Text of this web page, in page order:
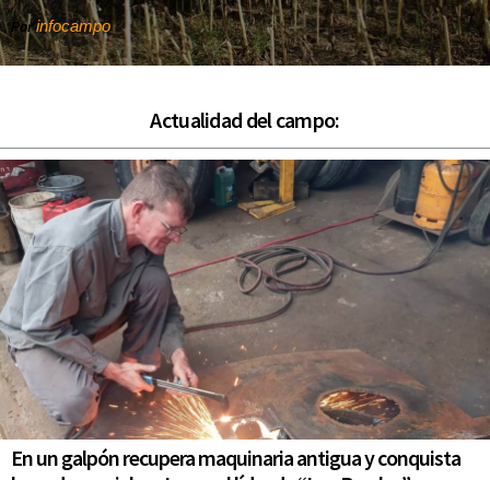
Porinfocampo
Actualidad del campo:
En un galpón recupera maquinaria antigua y conquista